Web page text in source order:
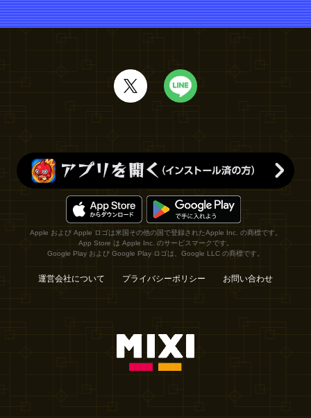
Apple および Apple ロゴは米国その他の国で登録されたApple Inc. の商標です。
App Store は Apple Inc. のサービスマークです。
Google Play および Google Play ロゴは、Google LLC の商標です。
運営会社について プライバシーポリシー お問い合わせ